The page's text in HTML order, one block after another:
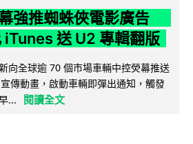
強推蜘蛛俠電影廣告
iTunes 送 U2 專輯翻版
向全球逾 70 個市場車輛中控熒幕推送
傳動畫，啟動車輛即彈出通知，觸發
...
閱讀全文